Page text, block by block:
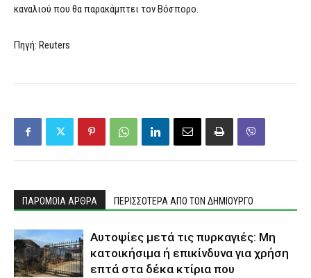
καναλιού που θα παρακάμπτει τον Βόσπορο.
Πηγή: Reuters
ΠΑΡΟΜΟΙΑ ΑΡΘΡΑ ΠΕΡΙΣΣΟΤΕΡΑ ΑΠΟ ΤΟΝ ΔΗΜΙΟΥΡΓΟ
Αυτοψίες μετά τις πυρκαγιές: Μη
κατοικήσιμα ή επικίνδυνα για χρήση
επτά στα δέκα κτίρια που